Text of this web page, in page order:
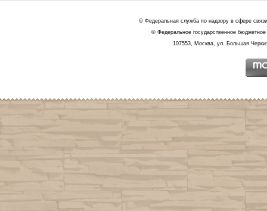
© Федеральная служба по надзору в сфере
© Федеральное государственное
107553, Москва, ул. Большая